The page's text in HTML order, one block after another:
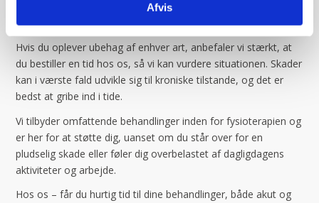
Afvis
eksperter i at identificere årsagerne til skaderne og
iværksætte effektive, grundige behandlinger.
Hvis du oplever ubehag af enhver art, anbefaler vi stærkt, at
du bestiller en tid hos os, så vi kan vurdere situationen. Skader
kan i værste fald udvikle sig til kroniske tilstande, og det er
bedst at gribe ind i tide.
Vi tilbyder omfattende behandlinger inden for fysioterapien og
er her for at støtte dig, uanset om du står over for en
pludselig skade eller føler dig overbelastet af dagligdagens
aktiviteter og arbejde.
Hos os – får du hurtig tid til dine behandlinger, både akut og